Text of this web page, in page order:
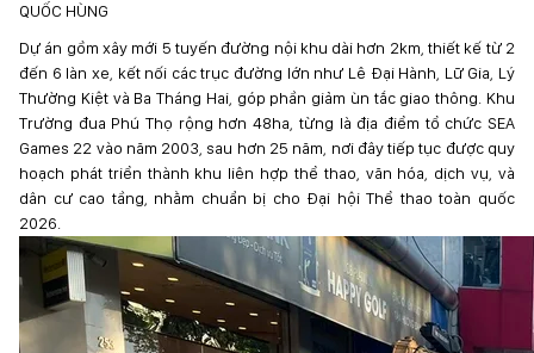
QUỐC HÙNG
Dự án gồm xây mới 5 tuyến đường nội khu dài hơn 2km, thiết kế từ 2
đến 6 làn xe, kết nối các trục đường lớn như Lê Đại Hành, Lữ Gia, Lý
Thường Kiệt và Ba Tháng Hai, góp phần giảm ùn tắc giao thông. Khu
Trường đua Phú Thọ rộng hơn 48ha, từng là địa điểm tổ chức SEA
Games 22 vào năm 2003, sau hơn 25 năm, nơi đây tiếp tục được quy
hoạch phát triển thành khu liên hợp thể thao, văn hóa, dịch vụ, và
dân cư cao tầng, nhằm chuẩn bị cho Đại hội Thể thao toàn quốc
2026.